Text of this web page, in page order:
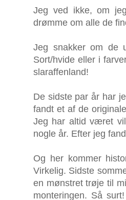
Jeg ved ikke, om
drømme om alle de
Jeg snakker om de
Sort/hvide eller i
slaraffenland!
De sidste par år har
fandt et af de
Jeg har altid været
nogle år. Efter jeg
Og her kommer
Virkelig. Sidste
en mønstret trøje til
monteringen. Så